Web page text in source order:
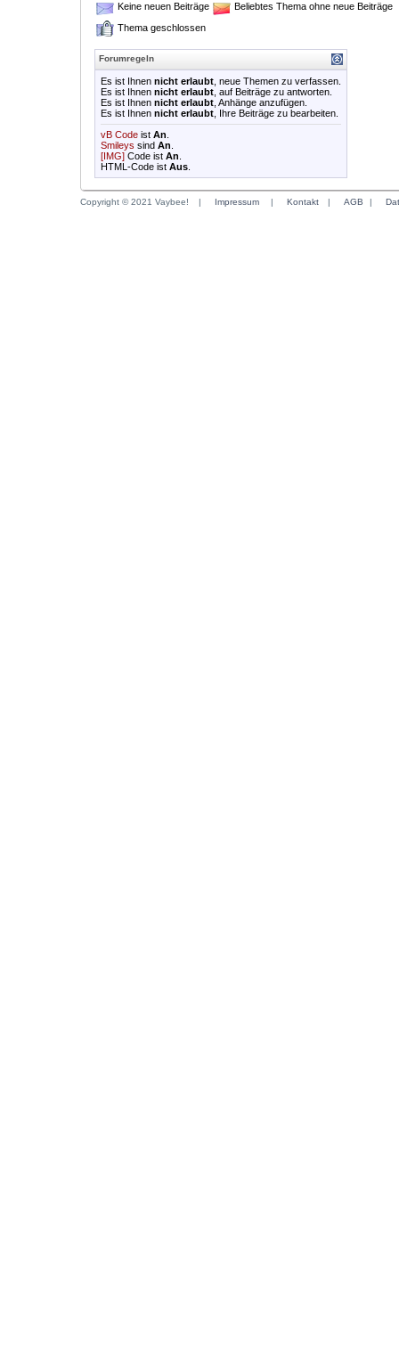
Keine neuen Beiträge
Beliebtes Thema ohne neue Beiträge
Thema geschlossen
Forumregeln
Es ist Ihnen nicht erlaubt , neue Themen zu verfassen.
Es ist Ihnen nicht erlaubt , auf Beiträge zu antworten.
Es ist Ihnen nicht erlaubt , Anhänge anzufügen.
Es ist Ihnen nicht erlaubt , Ihre Beiträge zu bearbeiten.
vB Code ist An
Smileys sind An
[IMG] Code ist An
HTML-Code ist Aus
Copyright © 2021 Vaybee! | Impressum | Kontakt | AGB |